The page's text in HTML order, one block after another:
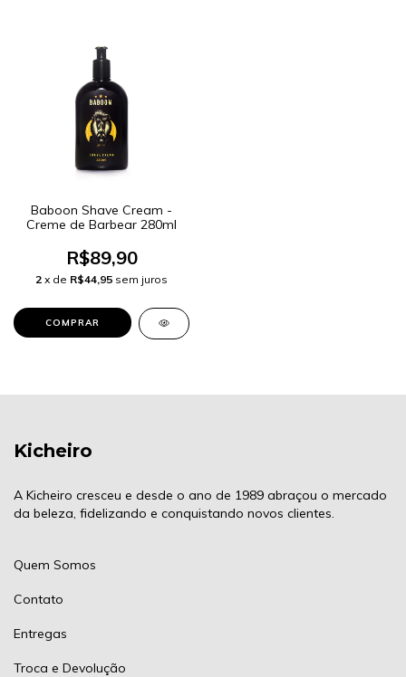
Baboon Shave Cream -
Creme de Barbear 280ml
R$89,90
2 x de R$44,95 sem juros
Kicheiro
A Kicheiro cresceu e desde o ano de 1989 abraçou o mercado
da beleza, fidelizando e conquistando novos clientes.
Quem Somos
Contato
Entregas
Troca e Devolução